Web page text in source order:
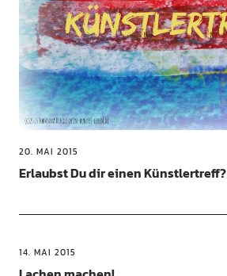
20. MAI 2015
Erlaubst Du dir einen Künstlertreff?
14. MAI 2015